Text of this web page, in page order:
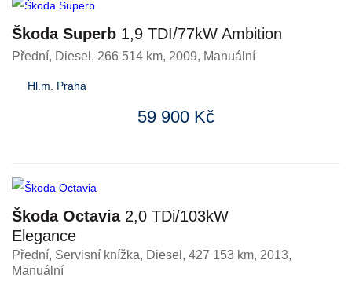
Škoda Superb 1,9 TDI/77kW Ambition
Přední, Diesel , 266 514 km, 2009, Manuální
Hl.m. Praha
59 900 Kč
Škoda Octavia2,0 TDi/103kW
Elegance
Přední, Servisní knížka, Diesel , 427 153 km, 2013,
Manuální